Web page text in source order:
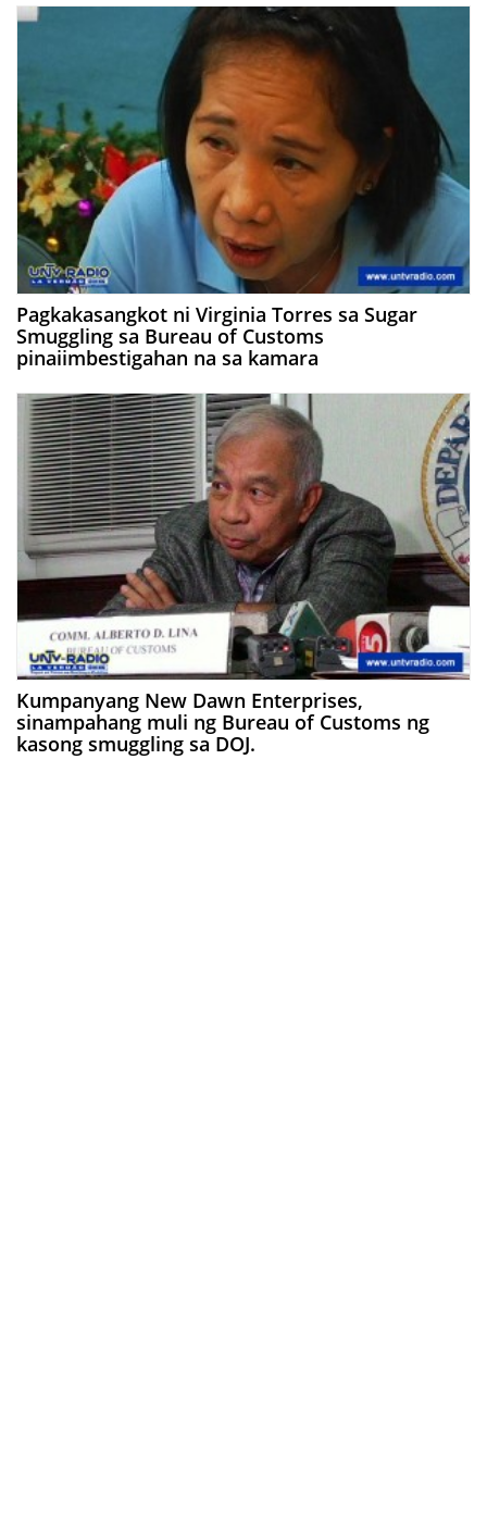
Pagkakasangkot ni Virginia Torres sa Sugar
Smuggling sa Bureau of Customs
pinaiimbestigahan na sa kamara
Kumpanyang New Dawn Enterprises,
sinampahang muli ng Bureau of Customs ng
kasong smuggling sa DOJ.